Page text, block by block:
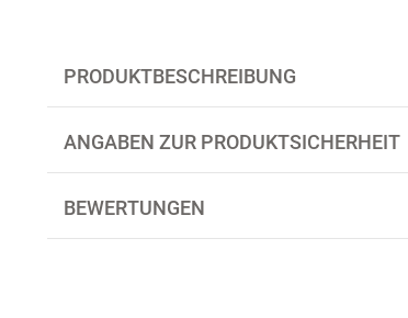
PRODUKTBESCHREIBUNG
ANGABEN ZUR PRODUKTSICHERHEIT
BEWERTUNGEN